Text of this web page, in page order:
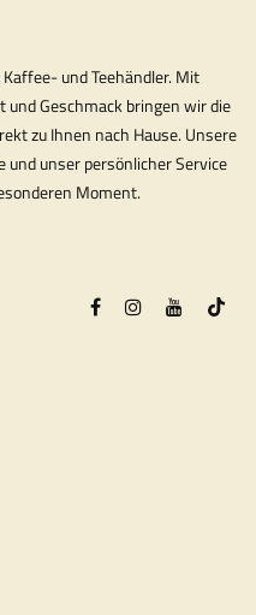
und Teehändler. Mit
Geschmack bringen wir die
zu Ihnen nach Hause. Unsere
unser persönlicher Service
Moment.